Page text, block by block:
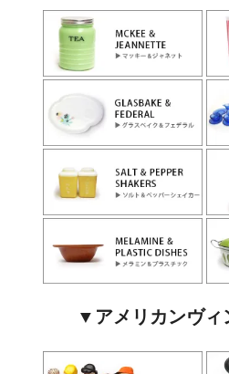
▼アメリカンヴィ